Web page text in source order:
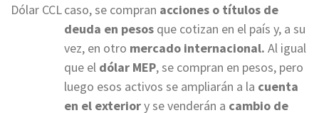
Dólar CCLcaso, se compran acciones o títulos de
deuda en pesos que cotizan en el país y, a su
vez, en otro mercado internacional. Al igual
que el dólar MEP, se compran en pesos, pero
luego esos activos se ampliarán a la cuenta
en el exteriory se venderán a cambio de